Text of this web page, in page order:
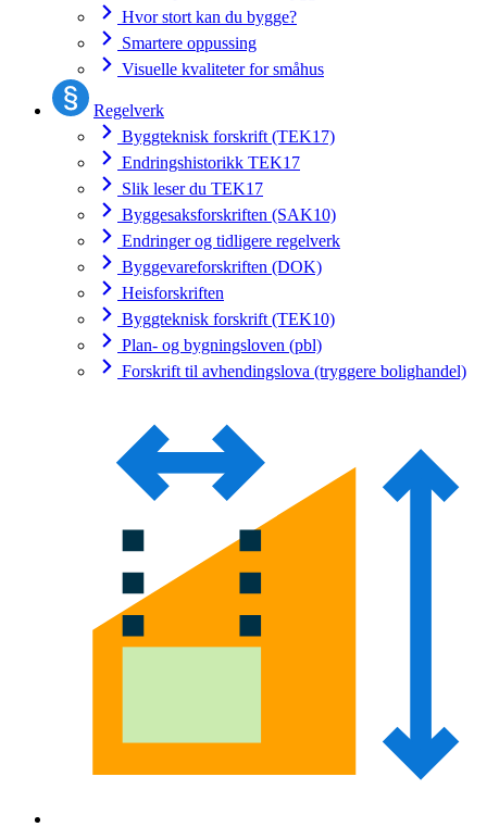
Hvor stort kan du bygge?
Smartere oppussing
Visuelle kvaliteter for småhus
Regelverk
Byggteknisk forskrift (TEK17)
Endringshistorikk TEK17
Slik leser du TEK17
Byggesaksforskriften (SAK10)
Endringer og tidligere regelverk
Byggevareforskriften (DOK)
Heisforskriften
Byggteknisk forskrift (TEK10)
Plan- og bygningsloven (pbl)
Forskrift til avhendingslova (tryggere bolighandel)